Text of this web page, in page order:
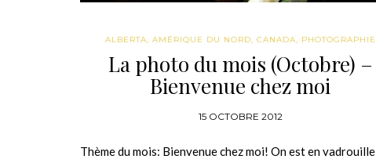
ALBERTA, AMÉRIQUE DU NORD, CANADA, PHOTOGRAPHIE
La photo du mois (Octobre) –
Bienvenue chez moi
15 OCTOBRE 2012
Thème du mois: Bienvenue chez moi! On est en vadrouille